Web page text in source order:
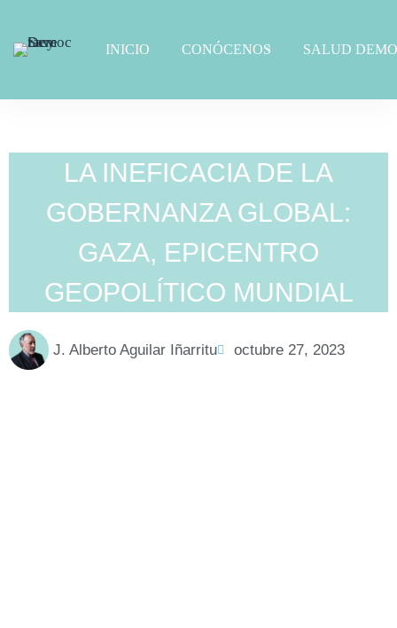
INICIO CONÓCENOS SALUD
LA INEFICACIA DE LA
GOBERNANZA GLOBAL:
GAZA, EPICENTRO
GEOPOLÍTICO MUNDIAL
J. Alberto Aguilar Iñarritu octubre 27, 2023